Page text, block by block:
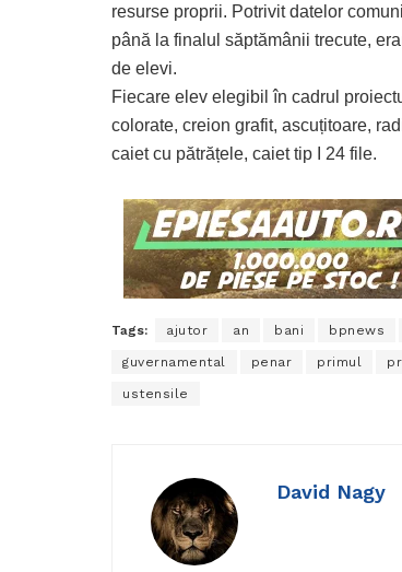
resurse proprii. Potrivit datelor
până la finalul săptămânii trecute,
de elevi.
Fiecare elev elegibil în cadrul
colorate, creion grafit, ascuțitoare,
caiet cu pătrățele, caiet tip I 24 file.
Tags: ajutor an bani bpnews
guvernamental penar primul
ustensile
David Nagy